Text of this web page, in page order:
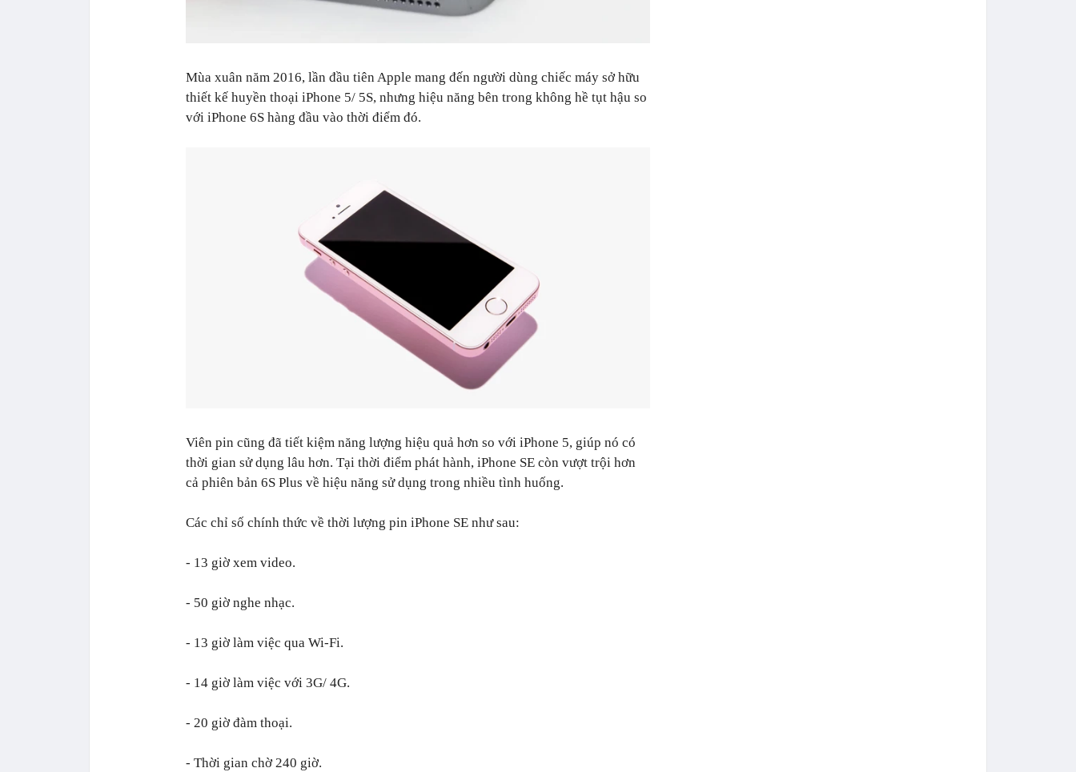
Mùa xuân năm 2016, lần đầu tiên Apple mang đến người dùng chiếc máy sở hữu
thiết kế huyền thoại iPhone 5/ 5S, nhưng hiệu năng bên trong không hề tụt hậu so
với iPhone 6S hàng đầu vào thời điểm đó.
Viên pin cũng đã tiết kiệm năng lượng hiệu quả hơn so với iPhone 5, giúp nó có
thời gian sử dụng lâu hơn. Tại thời điểm phát hành, iPhone SE còn vượt trội hơn
cả phiên bản 6S Plus về hiệu năng sử dụng trong nhiều tình huống.
Các chỉ số chính thức về thời lượng pin iPhone SE như sau:
- 13 giờ xem video.
- 50 giờ nghe nhạc.
- 13 giờ làm việc qua Wi-Fi.
- 14 giờ làm việc với 3G/ 4G.
- 20 giờ đàm thoại.
- Thời gian chờ 240 giờ.